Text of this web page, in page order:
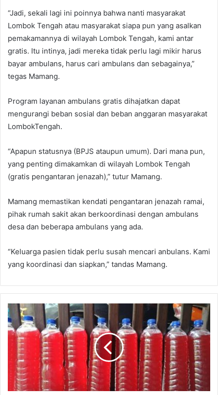
“Jadi, sekali lagi ini poinnya bahwa nanti masyarakat
Lombok Tengah atau masyarakat siapa pun yang asalkan
pemakamannya di wilayah Lombok Tengah, kami antar
gratis. Itu intinya, jadi mereka tidak perlu lagi mikir harus
bayar ambulans, harus cari ambulans dan sebagainya,”
tegas Mamang.
Program layanan ambulans gratis dihajatkan dapat
mengurangi beban sosial dan beban anggaran masyarakat
LombokTengah.
“Apapun statusnya (BPJS ataupun umum). Dari mana pun,
yang penting dimakamkan di wilayah Lombok Tengah
(gratis pengantaran jenazah),” tutur Mamang.
Mamang memastikan kendati pengantaran jenazah ramai,
pihak rumah sakit akan berkoordinasi dengan ambulans
desa dan beberapa ambulans yang ada.
“Keluarga pasien tidak perlu susah mencari anbulans. Kami
yang koordinasi dan siapkan,” tandas Mamang.